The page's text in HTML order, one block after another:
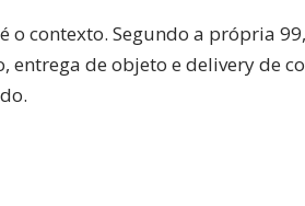
o contexto. Segundo a própria
de objeto e delivery de